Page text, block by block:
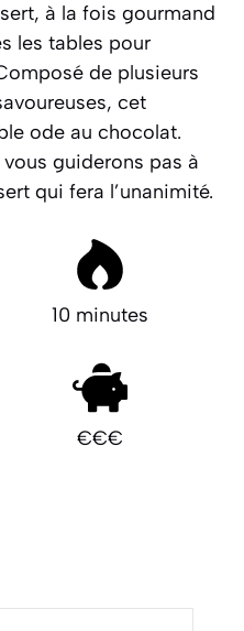
à la fois gourmand
les tables pour
de plusieurs
cet
ode au chocolat.
guiderons pas à
qui fera l’unanimité.
10 minutes
€€€